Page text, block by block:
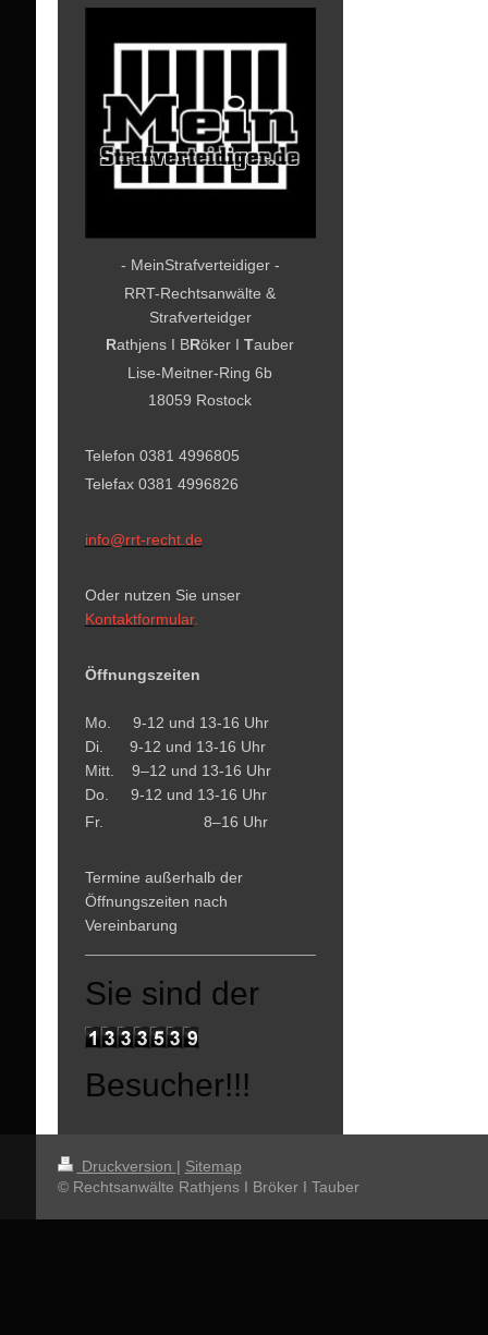
- MeinStrafverteidiger -
RRT-Rechtsanwälte &
Strafverteidger
Rathjens I BRöker ITauber
Lise-Meitner-Ring 6b
18059 Rostock
Telefon 0381 4996805
Telefax 0381 4996826
info@rrt-recht.de
Oder nutzen Sie unser
Kontaktformular.
Öffnungszeiten
Mo. 9-12 und 13-16 Uhr
Di. 9-12 und 13-16 Uhr
Mitt. 9–12 und 13-16 Uhr
Do. 9-12 und 13-16 Uhr
Fr. 8–16 Uhr
Termine außerhalb der
Öffnungszeiten nach
Vereinbarung
Sie sind der
Besucher!!!
Druckversion | Sitemap
© Rechtsanwälte Rathjens I Bröker I Tauber